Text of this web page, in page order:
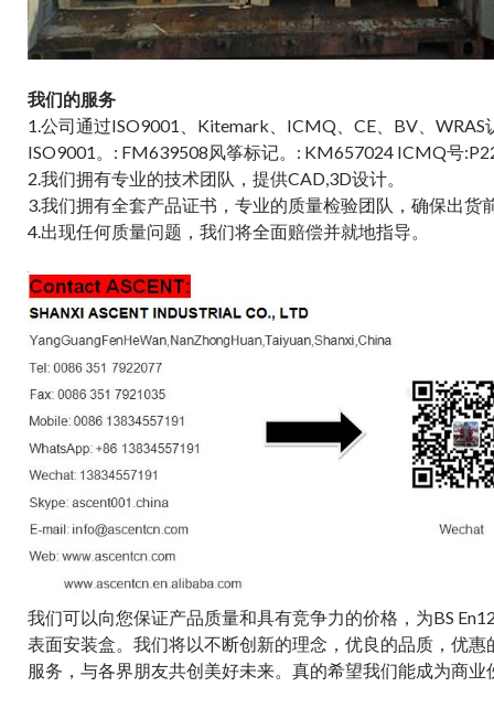
我们的服务
1.公司通过ISO9001、Kitemark、ICMQ、CE、BV、WRAS
ISO9001。: FM639508风筝标记。: KM657024 ICMQ号
2.我们拥有专业的技术团队，提供CAD,3D设计。
3.我们拥有全套产品证书，专业的质量检验团队，确保出货
4.出现任何质量问题，我们将全面赔偿并就地指导。
我们可以向您保证产品质量和具有竞争力的价格，为BS
表面安装盒。我们将以不断创新的理念，优良的品质，优惠
服务，与各界朋友共创美好未来。真的希望我们能成为商业